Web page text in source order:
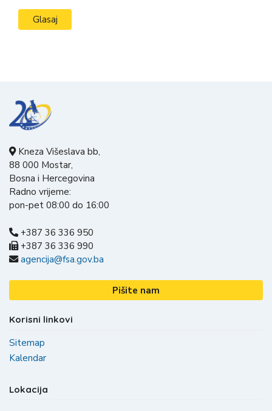
Kneza Višeslava bb,
88 000 Mostar,
Bosna i Hercegovina
Radno vrijeme:
pon-pet 08:00 do 16:00
+387 36 336 950
+387 36 336 990
agencija@fsa.gov.ba
Pišite nam
Korisni linkovi
Sitemap
Kalendar
Lokacija